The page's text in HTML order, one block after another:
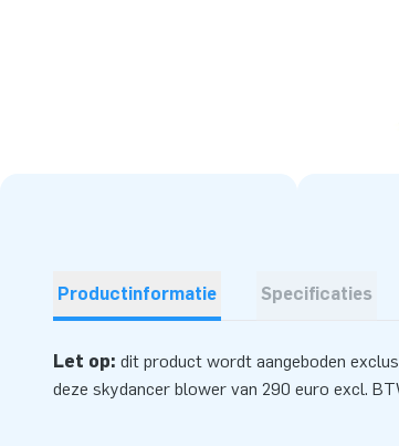
Productinformatie Specificaties
Let op: dit product wordt aangeboden
deze skydancer blower van 290 euro excl.